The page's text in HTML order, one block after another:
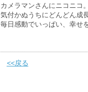
カメラマンさんにニコニコ
気付かぬうちにどんどん成
毎日感動でいっぱい、幸せ
<<戻る